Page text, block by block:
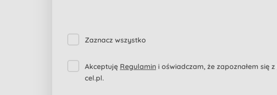
Zaznacz wszystko
Akceptuję Regulamin i oświadczam, że zapoznałem się z
cel.pl.